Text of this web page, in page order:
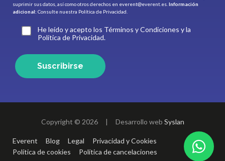
suprimir sus datos, así como otros derechos en everent@everent.es Información
adicional: Consulte nuestra Política de Privacidad.
He leído y acepto los Términos y Condiciones y la
Política de Privacidad.
Suscribirse
Copyright © 2026 | Desarrollo web Syslan
Everent Blog Legal
Privacidad y Cookies
Política de cookies
Política de cancelaciones